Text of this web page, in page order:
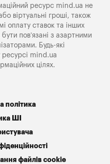
ресурс mind.ua не
віртуальні гроші, також
оплату ставок та інших
бути пов’язані з азартними
Будь-які
ресурсі mind.ua
цілях.
політика
ШІ
файлів cookie